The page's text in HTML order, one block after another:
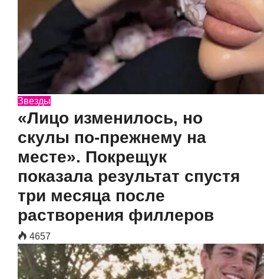
Звезды
«Лицо изменилось, но
скулы по-прежнему на
месте». Покрещук
показала результат спустя
три месяца после
растворения филлеров
4657